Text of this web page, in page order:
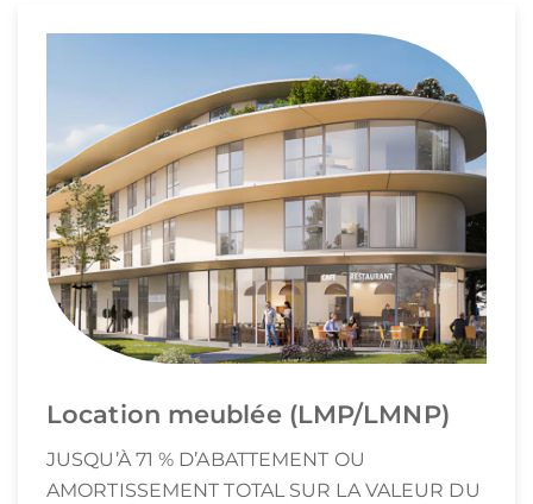
Location meublée (LMP/LMNP)
JUSQU’À 71 % D’ABATTEMENT OU
AMORTISSEMENT TOTAL SUR LA VALEUR DU